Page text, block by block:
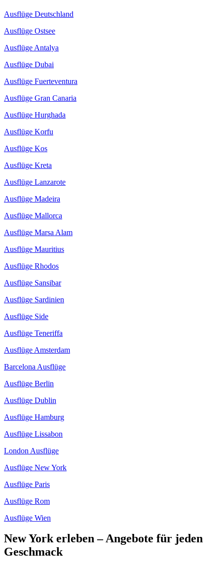
Ausflüge Deutschland
Ausflüge Ostsee
Ausflüge Antalya
Ausflüge Dubai
Ausflüge Fuerteventura
Ausflüge Gran Canaria
Ausflüge Hurghada
Ausflüge Korfu
Ausflüge Kos
Ausflüge Kreta
Ausflüge Lanzarote
Ausflüge Madeira
Ausflüge Mallorca
Ausflüge Marsa Alam
Ausflüge Mauritius
Ausflüge Rhodos
Ausflüge Sansibar
Ausflüge Sardinien
Ausflüge Side
Ausflüge Teneriffa
Ausflüge Amsterdam
Barcelona Ausflüge
Ausflüge Berlin
Ausflüge Dublin
Ausflüge Hamburg
Ausflüge Lissabon
London Ausflüge
Ausflüge New York
Ausflüge Paris
Ausflüge Rom
Ausflüge Wien
New York erleben – Angebote für jeden
Geschmack